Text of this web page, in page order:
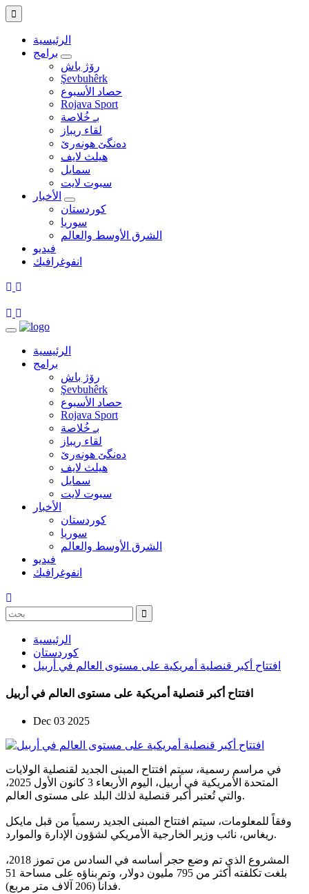
الرئيسية
برامج
رۆژ باش
Şevbuhêrk
حصاد الأسبوع
Rojava Sport
بـ خُلاصة
لقاء ريباز
ده‌نگێ هونه‌رێ
هيلث لايف
سمايل
سبوت لايت
الأخبار
كوردستان
سوريا
الشرق الأوسط والعالم
فيديو
انفوغرافيك
الرئيسية
برامج
رۆژ باش
Şevbuhêrk
حصاد الأسبوع
Rojava Sport
بـ خُلاصة
لقاء ريباز
ده‌نگێ هونه‌رێ
هيلث لايف
سمايل
سبوت لايت
الأخبار
كوردستان
سوريا
الشرق الأوسط والعالم
فيديو
انفوغرافيك
الرئيسية
كوردستان
افتتاح أكبر قنصلیة أمريكية على مستوى العالم في أربيل
افتتاح أكبر قنصلیة أمريكية على مستوى العالم في أربيل
Dec 03 2025
في مراسم رسمية، سيتم افتتاح المبنى الجديد لقنصلية الولايات
المتحدة الأمريكية في أربيل، اليوم الأربعاء 3 كانون الأول 2025،
والتي تُعتبر أكبر قنصلية لذلك البلد على مستوى العالم.
وفقاً للمعلومات، سيتم افتتاح المبنى الجديد رسمياً من قبل مايكل
ريغاس، نائب وزير الخارجية الأمريكي لشؤون الإدارة والموارد.
المشروع الذي تم وضع حجر أساسه في السادس من تموز 2018،
بلغت تكلفته أكثر من 795 مليون دولار، وتم بناؤه على مساحة 51
فداناً (206 آلاف متر مربع).